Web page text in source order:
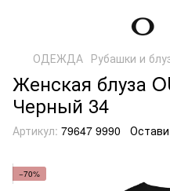
ОДЕЖДА Рубашки и
Женская блуза
Черный 34
Артикул: 79647 9990
−70%